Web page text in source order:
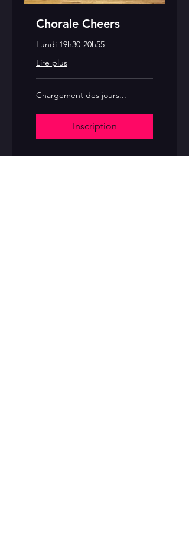
Chorale Cheers
Lundi 19h30-20h55
Lire plus
Chargement des jours...
Inscription